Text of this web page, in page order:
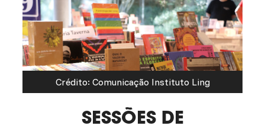
Crédito: Comunicação Instituto Ling
SESSÕES DE